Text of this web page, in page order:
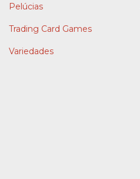
Pelúcias
Trading Card Games
Variedades